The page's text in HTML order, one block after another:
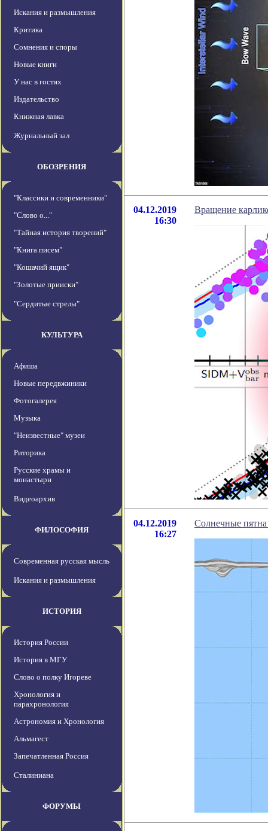
Искания и размышления
Критика
Сомнения и споры
Новые книги
У нас в гостях
Издательство
Книжная лавка
Журнальный зал
ОБОЗРЕНИЯ
"Классики и современники"
"Слово о..."
"Тайная история творений"
"Книга писем"
"Кошачий ящик"
"Золотые прииски"
"Сердитые стрелы"
КУЛЬТУРА
Афиша
Новые передвжиники
Фотогалерея
Музыка
"Неизвестные" музеи
Риторика
Русские храмы и
монастыри
Видеоархив
ФИЛОСОФИЯ
Современная русская мысль
Искания и размышления
ИСТОРИЯ
История России
История в МГУ
Слово о полку Игореве
Хронология и
парахронология
Астрономия и Хронология
Альмагест
Запечатленная Россия
Сталиниана
ФОРУМЫ
04.12.2019
16:30
Вращение
04.12.2019
16:27
Солнечные